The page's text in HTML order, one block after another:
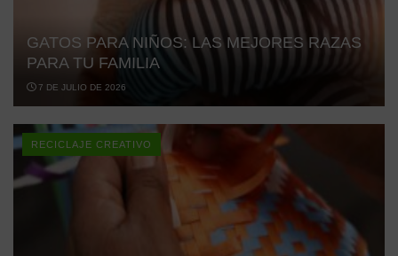
GATOS PARA NIÑOS: LAS MEJORES RAZAS
PARA TU FAMILIA
7 DE JULIO DE 2026
RECICLAJE CREATIVO